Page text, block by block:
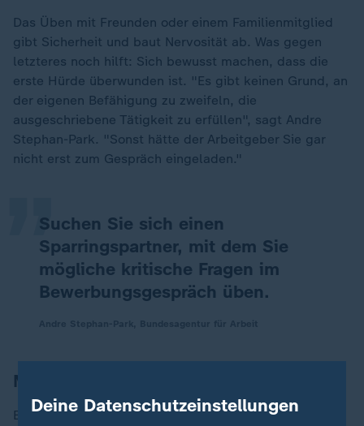
Das Üben mit Freunden oder einem Familienmitglied
gibt Sicherheit und baut Nervosität ab. Was gegen
letzteres noch hilft: Sich bewusst machen, dass die
erste Hürde überwunden ist. "Es gibt keinen Grund, an
der eigenen Befähigung zu zweifeln, die
ausgeschriebene Tätigkeit zu erfüllen", sagt Andre
Stephan-Park. "Sonst hätte der Arbeitgeber Sie gar
nicht erst zum Gespräch eingeladen."
Suchen Sie sich einen
Sparringspartner, mit dem Sie
mögliche kritische Fragen im
Bewerbungsgespräch üben.
„
Mut zur Lücke im Lebenslauf
Ein Auslandsaufenthalt,Elternzeitoder
Deine Datenschutzeinstellungen